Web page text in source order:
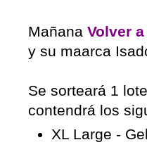
Mañana Volver
y su maarca
Se sorteará 1
contendrá los
XL Large -